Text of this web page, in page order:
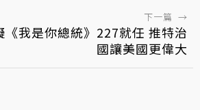
下一篇 →
我是你總統》227就任 推特治
國讓美國更偉大